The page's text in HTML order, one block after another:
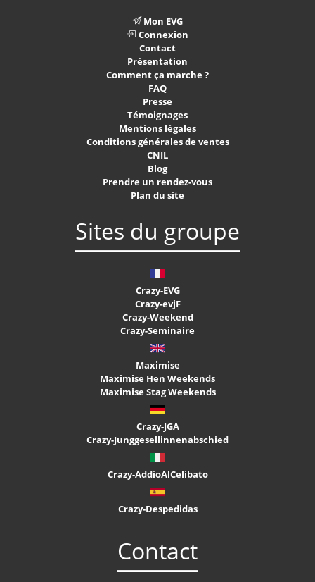
Mon EVG
Connexion
Contact
Présentation
Comment ça marche ?
FAQ
Presse
Témoignages
Mentions légales
Conditions générales de ventes
CNIL
Blog
Prendre un rendez-vous
Plan du site
Sites du groupe
Crazy-EVG
Crazy-evjF
Crazy-Weekend
Crazy-Seminaire
Maximise
Maximise Hen Weekends
Maximise Stag Weekends
Crazy-JGA
Crazy-Junggesellinnenabschied
Crazy-AddioAlCelibato
Crazy-Despedidas
Contact